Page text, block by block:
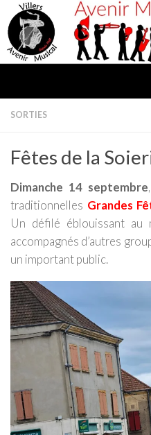
Skip to content
SORTIES
Fêtes de la
Dimanche 14 septembre
traditionnelles Grandes
Un défilé éblouissant au
accompagnés d’autres
un important public.